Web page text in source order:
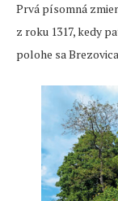
Prvá písomná
z roku 1317, kedy
polohe sa